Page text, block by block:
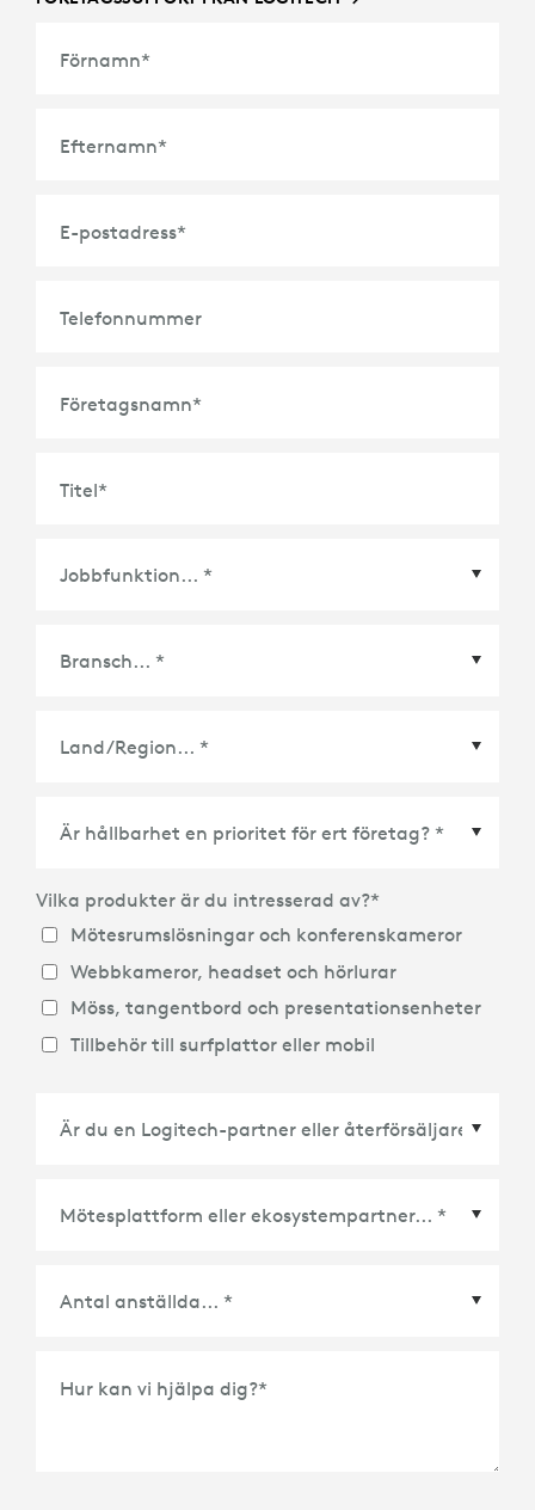
Förnamn*
Efternamn*
E-postadress*
Telefonnummer
Företagsnamn*
Titel*
Land/Region
Vilka produkter är du intresserad av?*
Mötesrumslösningar och konferenskameror
Webbkameror, headset och hörlurar
Möss, tangentbord och presentationsenheter
Tillbehör till surfplattor eller mobil
Hur kan vi hjälpa dig?*